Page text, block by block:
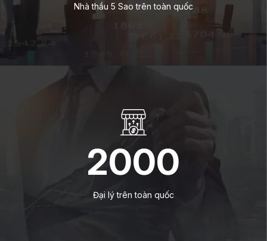
Nhà thầu 5 Sao trên toàn quốc
2000
Đại lý trên toàn quốc